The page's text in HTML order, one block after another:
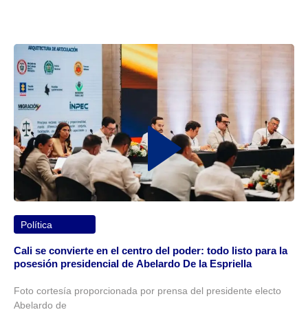
Política
Cali se convierte en el centro del poder: todo listo para la
posesión presidencial de Abelardo De la Espriella
Foto cortesía proporcionada por prensa del presidente electo
Abelardo de